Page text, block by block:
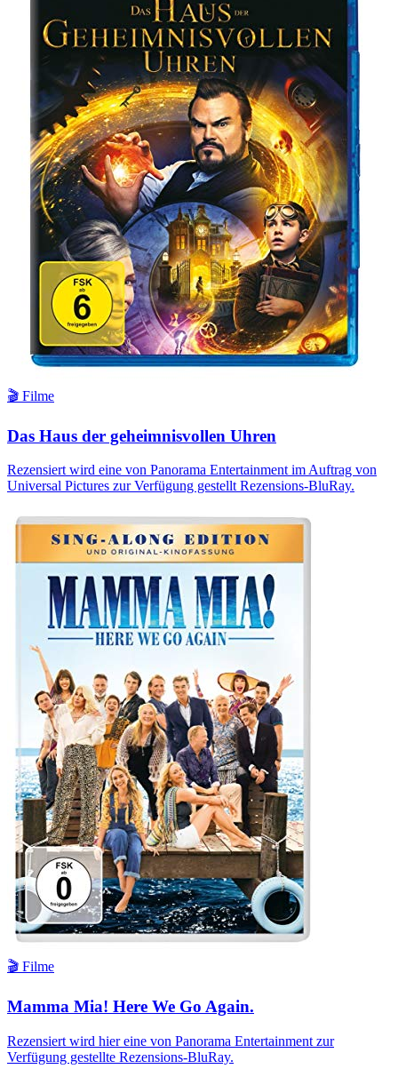
🎬 Filme
Das Haus der geheimnisvollen Uhren
Rezensiert wird eine von Panorama Entertainment im Auftrag von
Universal Pictures zur Verfügung gestellt Rezensions-BluRay.
🎬 Filme
Mamma Mia! Here We Go Again.
Rezensiert wird hier eine von Panorama Entertainment zur
Verfügung gestellte Rezensions-BluRay.